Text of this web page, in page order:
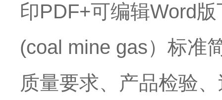
印PDF+可编辑Word
(coal mine gas）标准
质量要求、产品检验